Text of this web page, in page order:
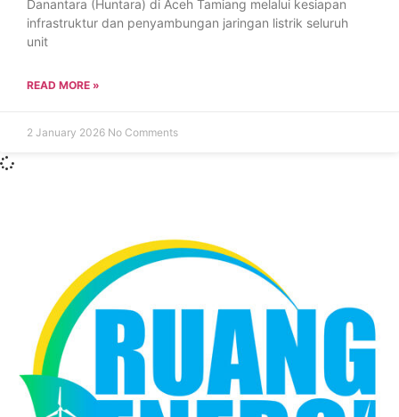
Danantara (Huntara) di Aceh Tamiang melalui kesiapan
infrastruktur dan penyambungan jaringan listrik seluruh
unit
READ MORE »
2 January 2026 No Comments